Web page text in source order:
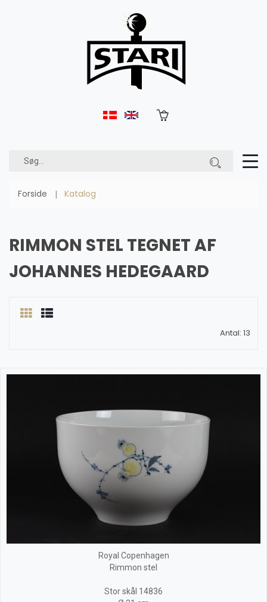
Forside Katalog
RIMMON STEL TEGNET AF
JOHANNES HEDEGAARD
Antal: 13
Royal Copenhagen
Rimmon stel
Stor skål 14836